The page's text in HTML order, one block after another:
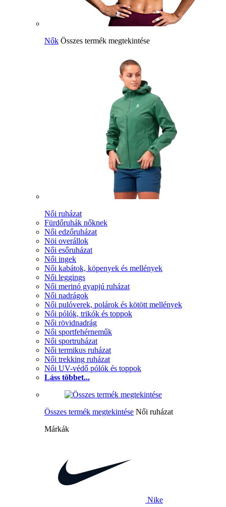
Nők Összes termék megtekintése
Női ruházat
Fürdőruhák nőknek
Női edzőruházat
Nöi overállok
Női esőruházat
Női ingek
Női kabátok, köpenyek és mellények
Női leggings
Női merinó gyapjú ruházat
Női nadrágok
Női pulóverek, polárok és kötött mellények
Női pólók, trikók és toppok
Női rövidnadrág
Női sportfehérneműk
Női sportruházat
Női termikus ruházat
Női trekking ruházat
Női UV-védő pólók és toppok
Láss többet...
Összes termék megtekintése Női ruházat
Márkák
Nike